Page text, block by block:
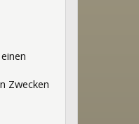
Zwecken